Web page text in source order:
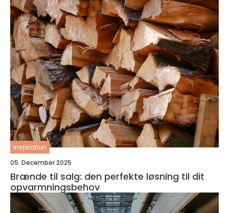
inspiration
05. December 2025
Brænde til salg: den perfekte løsning til dit
opvarmningsbehov